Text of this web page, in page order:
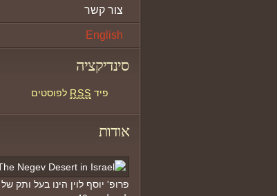
צור קשר
English
סינדיקציה
פיד RSS לפוסטים
אודות
פרופ' יוסף לוין הינו בעל ותק של